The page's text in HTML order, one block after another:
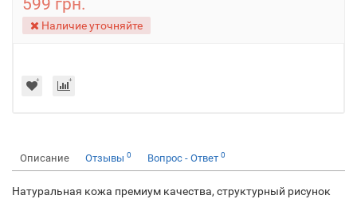
599 грн.
Наличие уточняйте
Описание Отзывы 0 Вопрос - Ответ 0
Натуральная кожа премиум качества, структурный рисунок